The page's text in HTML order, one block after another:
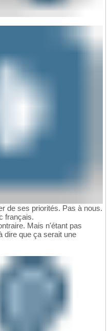
de ses priorités. Pas à nous.
français.
Mais n'étant pas
dire que ça serait une